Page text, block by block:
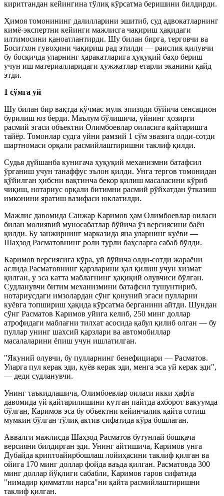
киритгандан кейингина тўлиқ кўрсатма беришини билдирди.
Ҳимоя томонининг далилларини эшитиб, суд адвокатларнинг
кимё-экспертни кейинги мажлисга чақириш ҳақидаги
илтимосини қаноатлантирди. Шу билан бирга, терговчи ва
Боситхон гувоҳини чақириш рад этилди — раислик қилувчи
бу босқичда уларнинг ҳаракатларига ҳуқуқий баҳо бериш
учун иш материалларидаги ҳужжатлар етарли эканини қайд
этди.
1 сўмга уй
Шу билан бир вақтда кўчмас мулк эпизоди бўйича сенсацион
бурилиш юз берди. Маълум бўлишича, уйнинг ҳозирги
расмий эгаси объектни Олимбоевлар оиласига қайтаришга
тайёр. Томонлар судга уйни рамзий 1 сўм эвазига олди-сотди
шартномаси орқали расмийлаштиришни таклиф қилди.
Судья дүйшанба кунигача ҳуқуқий механизмни батафсил
ўрганиш учун танаффус эълон қилди. Унга тергов томонидан
қўйилган ҳибсни вақтинча бекор қилиш масаласини кўриб
чиқиш, нотариус орқали битимни расмий рўйхатдан ўтказиш
имконини яратиш вазифаси юклатилди.
Мажлис давомида Санжар Каримов ҳам Олимбоевлар оиласи
билан молиявий муносабатлар бўйича ўз версиясини баён
қилди. Бу занжирнинг марказида яна уларнинг куёви —
Шаҳзод Расматовнинг роли турли баҳсларга сабаб бўлди.
Каримов версиясига кўра, уй бўйича олди-сотди жараёни
аслида Расматовнинг қарзларини ҳал қилиш учун хизмат
қилган, у эса катта маблағнинг ҳақиқий олувчиси бўлган.
Судланувчи битим механизмини батафсил тушунтириб,
нотариусдаги имзолардан сўнг қонуний эгаси пулларни
куёвга топшириш ҳақида кўрсатма берганини айтди. Шундан
сўнг Расматов Каримов уйига келиб, 250 минг доллар
атрофидаги маблағни тилхат асосида қабул қилиб олган — бу
пуллар унинг шахсий қарзлари ва автомобиллар
масалаларини ёпиш учун ишлатилган.
"Якуний олувчи, бу пулларнинг бенефициари — Расматов.
Уларга пул керак эди, куёв керак эди, менга эса уй керак эди",
— деди судланувчи.
Унинг таъкидлашича, Олимбоевлар оиласи икки ҳафта
давомида уй қайтарилишини кутган пайтда ахборот вакуумда
бўлган, Каримов эса бу объектни кейинчалик қайта сотиш
мумкин бўлган тўлиқ актив сифатида кўра бошлаган.
Аввалги мажлисда Шаҳзод Расматов бутунлай бошқача
версияни билдирган эди. Унинг айтишича, Каримов унга
Дубайда криптоайирбошлаш лойиҳасини таклиф қилган ва
ойига 170 минг доллар фойда ваъда қилган. Расматовда 300
минг доллар йўқлиги сабабли, Каримов гаров сифатида
"нимадир қимматли нарса"ни қайта расмийлаштиришни
таклиф қилган.